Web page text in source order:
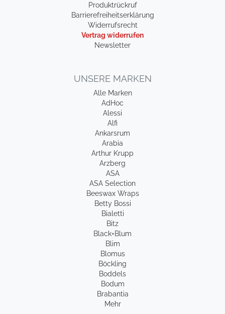
Produktrückruf
Barrierefreiheitserklärung
Widerrufsrecht
Vertrag widerrufen
Newsletter
UNSERE MARKEN
Alle Marken
AdHoc
Alessi
Alfi
Ankarsrum
Arabia
Arthur Krupp
Arzberg
ASA
ASA Selection
Beeswax Wraps
Betty Bossi
Bialetti
Bitz
Black+Blum
Blim
Blomus
Böckling
Boddels
Bodum
Brabantia
Mehr